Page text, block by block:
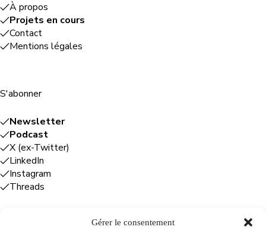
Gérer le consentement
À propos
Projets en cours
Contact
Mentions légales
S'abonner
Newsletter
Podcast
X (ex-Twitter)
LinkedIn
Instagram
Threads